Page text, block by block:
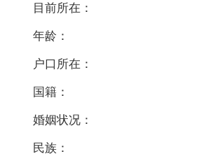
目前所在：
年龄：
户口所在：
国籍：
婚姻状况：
民族：